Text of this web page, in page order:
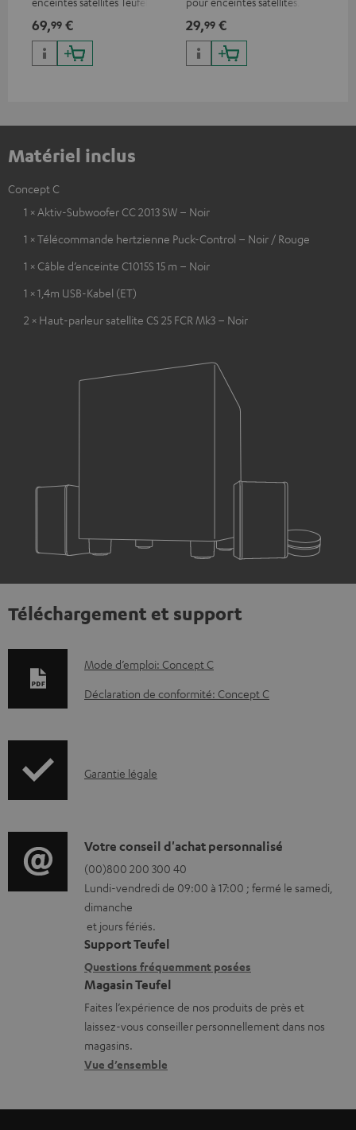
69,99 € 29,99 €
Matériel inclus
Concept C
1 × Aktiv-Subwoofer CC 2013 SW – Noir
1 × Télécommande hertzienne Puck-Control – Noir / Rouge
1 × Câble d’enceinte C1015S 15 m – Noir
1 × 1,4m USB-Kabel (ET)
2 × Haut-parleur satellite CS 25 FCR Mk3 – Noir
Téléchargement et support
D
o
e
s
t
é
l
é
c
h
a
r
g
Mode d’emploi: Concept C
Déclaration de conformité: Concept C
I
o
r
m
a
t
i
o
n
s
r
l
Garantie légale
D
é
t
a
i
l
s
c
o
n
a
Votre conseil d'achat personnalisé
(00)800 200 300 40
Lundi-vendredi de 09:00 à 17:00 ; fermé le samedi,
dimanche
et jours fériés.
Support Teufel
Questions fréquemment posées
Magasin Teufel
Faites l’expérience de nos produits de près et
laissez-vous conseiller personnellement dans nos
magasins.
Vue d’ensemble